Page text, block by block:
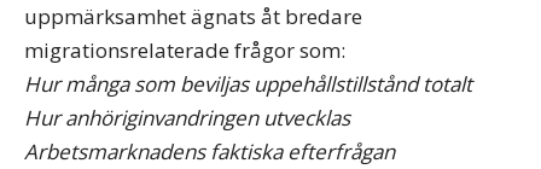
uppmärksamhet ägnats åt bredare
migrationsrelaterade frågor som:
Hur många som beviljas uppehållstillstånd totalt
Hur anhöriginvandringen utvecklas
Arbetsmarknadens faktiska efterfrågan